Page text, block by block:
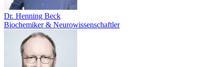
Dr. Henning Beck
Biochemiker & Neurowissenschaftler